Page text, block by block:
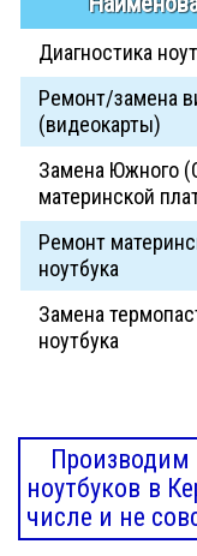
Диагностика
Ремонт/замена
(видеокарты)
Замена Южного
материнской
Ремонт
ноутбука
Замена
ноутбука
ноутбуков в
числе и не